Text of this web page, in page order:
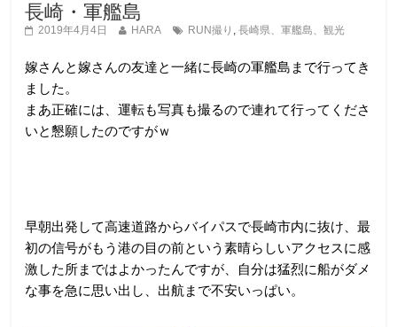
長崎・軍艦島
2019年4月4日 HARA RUN撮り ,長崎県、軍艦島、観光
嫁さんと嫁さんの友達と一緒に長崎の軍艦島まで行ってき
ました。
まあ正確には、運転も写真も撮るので連れて行ってくださ
いと懇願したのですがｗ
早朝出発して高速道路からバイパスで長崎市内に抜け、最
初の信号がもう港の目の前という素晴らしいアクセスに感
激した所まではよかったんですが、自分は猛烈に船がダメ
な事を急に思い出し、出航まで不安いっぱい。